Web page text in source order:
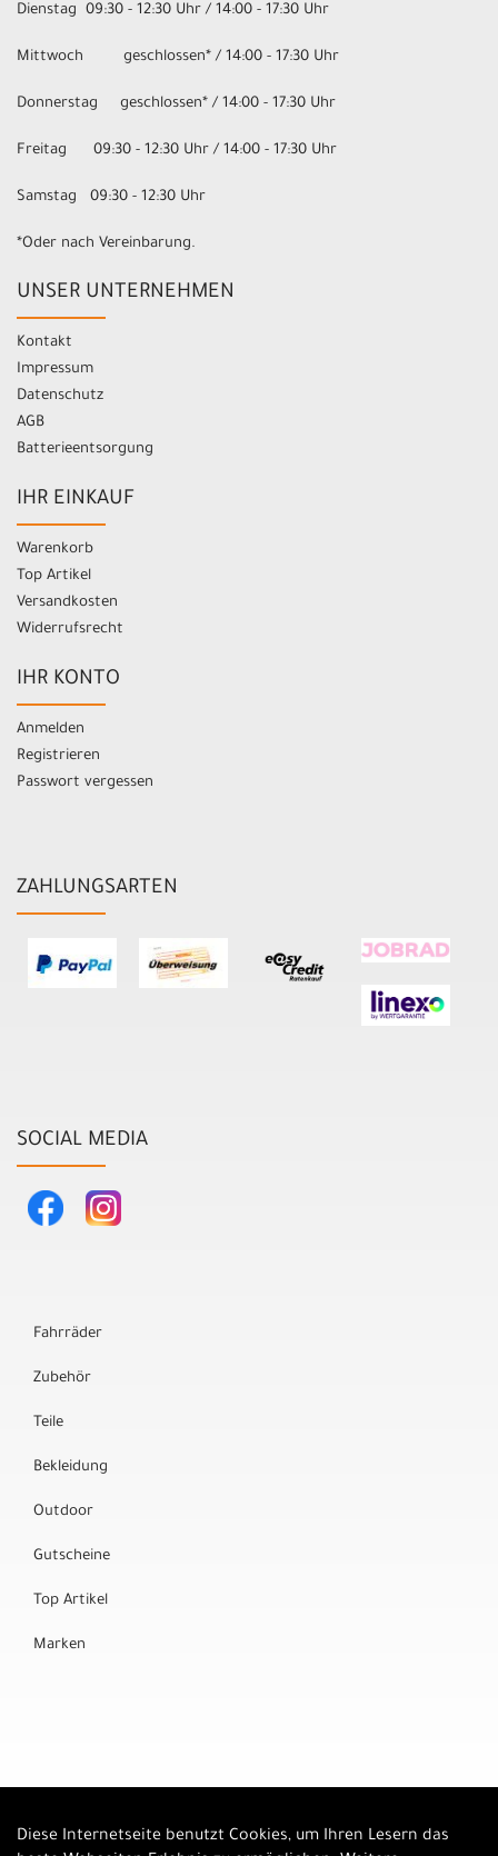
Dienstag 09:30 - 12:30 Uhr / 14:00 - 17:30 Uhr
Mittwoch geschlossen* / 14:00 - 17:30 Uhr
Donnerstag geschlossen* / 14:00 - 17:30 Uhr
Freitag 09:30 - 12:30 Uhr / 14:00 - 17:30 Uhr
Samstag 09:30 - 12:30 Uhr
*Oder nach Vereinbarung.
UNSER UNTERNEHMEN
Kontakt
Impressum
Datenschutz
AGB
Batterieentsorgung
IHR EINKAUF
Warenkorb
Top Artikel
Versandkosten
Widerrufsrecht
IHR KONTO
Anmelden
Registrieren
Passwort vergessen
ZAHLUNGSARTEN
SOCIAL MEDIA
Fahrräder
Zubehör
Teile
Bekleidung
Outdoor
Gutscheine
Top Artikel
Marken
Diese Internetseite benutzt Cookies, um Ihren Lesern das
Auftrag widerrufen